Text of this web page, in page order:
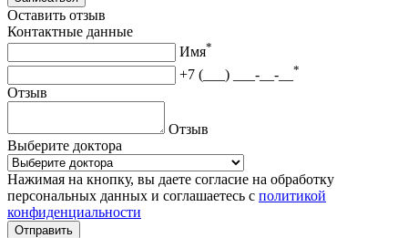
Оставить отзыв
Контактные данные
Имя*
+7 (___) ___-__-__ *
Отзыв
Отзыв
Выберите доктора
Нажимая на кнопку, вы даете согласие на обработку
персональных данных и соглашаетесь с политикой
конфиденциальности
Отправить